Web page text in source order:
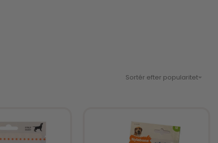
Sortér efter popularitet